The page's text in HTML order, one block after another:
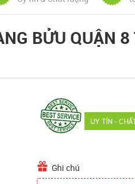
BỬU QUẬN
UY TÍN -
Ghi chú